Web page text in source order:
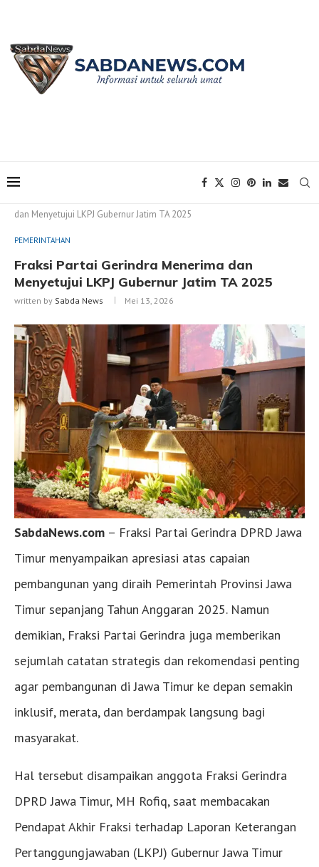
dan Menyetujui LKPJ Gubernur Jatim TA 2025
PEMERINTAHAN
Fraksi Partai Gerindra Menerima dan
Menyetujui LKPJ Gubernur Jatim TA 2025
written by Sabda News Mei 13, 2026
SabdaNews.com – Fraksi Partai Gerindra DPRD Jawa
Timur menyampaikan apresiasi atas capaian
pembangunan yang diraih Pemerintah Provinsi Jawa
Timur sepanjang Tahun Anggaran 2025. Namun
demikian, Fraksi Partai Gerindra juga memberikan
sejumlah catatan strategis dan rekomendasi penting
agar pembangunan di Jawa Timur ke depan semakin
inklusif, merata, dan berdampak langsung bagi
masyarakat.
Hal tersebut disampaikan anggota Fraksi Gerindra
DPRD Jawa Timur, MH Rofiq, saat membacakan
Pendapat Akhir Fraksi terhadap Laporan Keterangan
Pertanggungjawaban (LKPJ) Gubernur Jawa Timur